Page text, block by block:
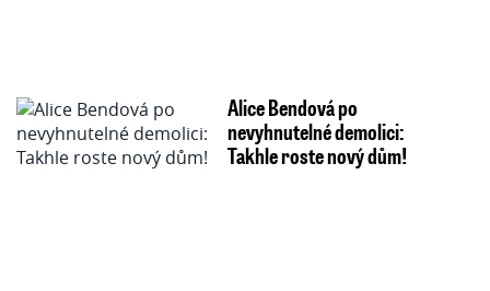
Alice Bendová po
nevyhnutelné demolici:
Takhle roste nový dům!